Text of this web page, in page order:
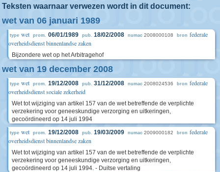
Teksten waarnaar verwezen wordt in dit document:
wet van 06 januari 1989
type wet prom. 06/01/1989 pub. 18/02/2008 numac 2008000108 bron federale
overheidsdienst binnenlandse zaken
Bijzondere wet op het Arbitragehof
wet van 19 december 2008
type wet prom. 19/12/2008 pub. 31/12/2008 numac 2008024536 bron federale
overheidsdienst sociale zekerheid
Wet tot wijziging van artikel 157 van de wet betreffende de verplichte
verzekering voor geneeskundige verzorging en uitkeringen,
gecoördineerd op 14 juli 1994
type wet prom. 19/12/2008 pub. 19/03/2009 numac 2009000182 bron federale
overheidsdienst binnenlandse zaken
Wet tot wijziging van artikel 157 van de wet betreffende de verplichte
verzekering voor geneeskundige verzorging en uitkeringen,
gecoördineerd op 14 juli 1994. - Duitse vertaling